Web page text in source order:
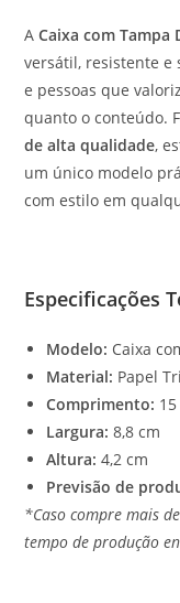
ACaixa com Tampa
versátil, resistente e
e pessoas que
quanto o conteúdo.
de alta qualidade,
um único modelo
com estilo em
Especificações
Modelo: Caixa
Material: Papel
Comprimento:
Largura: 8,8 cm
Altura: 4,2 cm
Previsão de
*Caso compre mais
tempo de produção